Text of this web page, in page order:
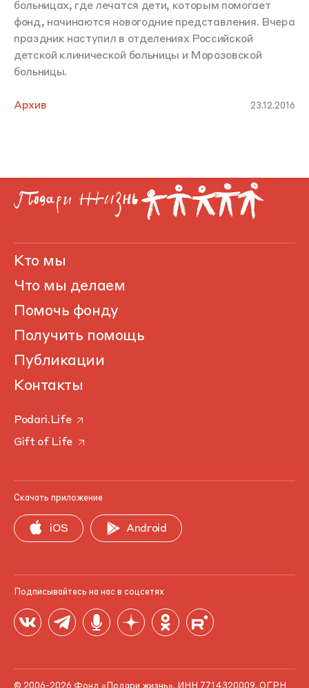
больницах, где лечатся дети, которым помогает
фонд, начинаются новогодние представления. Вчера
праздник наступил в отделениях Российской
детской клинической больницы и Морозовской
больницы.
Архив 23.12.2016
Кто мы
Что мы делаем
Помочь фонду
Получить помощь
Публикации
Контакты
Podari.Life
Gift of Life
Скачать приложение
iOS Android
Подписывайтесь на нас в соцсетях